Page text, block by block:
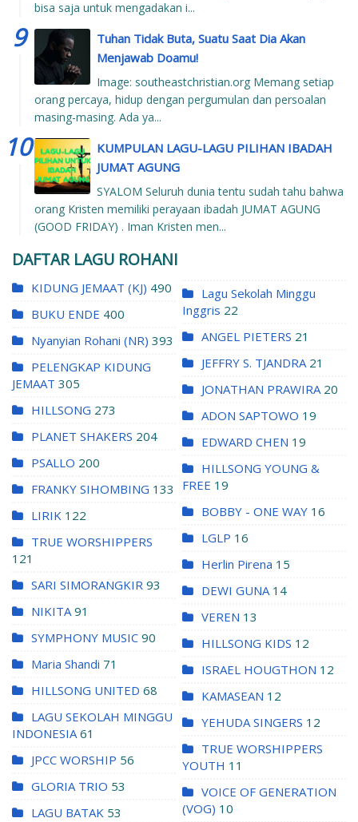
bisa saja untuk mengadakan i...
Tuhan Tidak Buta, Suatu Saat Dia Akan
Menjawab Doamu!
Image: southeastchristian.org Memang setiap
orang percaya, hidup dengan pergumulan dan persoalan
masing-masing. Ada ya...
KUMPULAN LAGU-LAGU PILIHAN IBADAH
JUMAT AGUNG
SYALOM Seluruh dunia tentu sudah tahu bahwa
orang Kristen memiliki perayaan ibadah JUMAT AGUNG
(GOOD FRIDAY) . Iman Kristen men...
DAFTAR LAGU ROHANI
KIDUNG JEMAAT (KJ) 490
BUKU ENDE 400
Nyanyian Rohani (NR) 393
PELENGKAP KIDUNG
JEMAAT 305
HILLSONG 273
PLANET SHAKERS 204
PSALLO 200
FRANKY SIHOMBING 133
LIRIK 122
TRUE WORSHIPPERS
121
SARI SIMORANGKIR 93
NIKITA 91
SYMPHONY MUSIC 90
Maria Shandi 71
HILLSONG UNITED 68
LAGU SEKOLAH MINGGU
INDONESIA 61
JPCC WORSHIP 56
GLORIA TRIO 53
LAGU BATAK 53
Lagu Sekolah Minggu
Inggris 22
ANGEL PIETERS 21
JEFFRY S. TJANDRA 21
JONATHAN PRAWIRA 20
ADON SAPTOWO 19
EDWARD CHEN 19
HILLSONG YOUNG &
FREE 19
BOBBY - ONE WAY 16
LGLP 16
Herlin Pirena 15
DEWI GUNA 14
VEREN 13
HILLSONG KIDS 12
ISRAEL HOUGTHON 12
KAMASEAN 12
YEHUDA SINGERS 12
TRUE WORSHIPPERS
YOUTH 11
VOICE OF GENERATION
(VOG) 10